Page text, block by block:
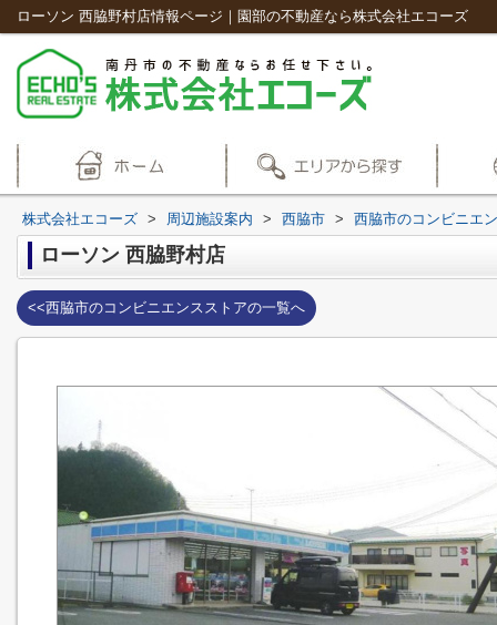
ローソン 西脇野村店情報ページ｜園部の不動産なら株式会社エコーズ
株式会社エコーズ > 周辺施設案内 > 西脇市 > 西脇市のコンビニエ
ローソン 西脇野村店
<<西脇市のコンビニエンスストアの一覧へ